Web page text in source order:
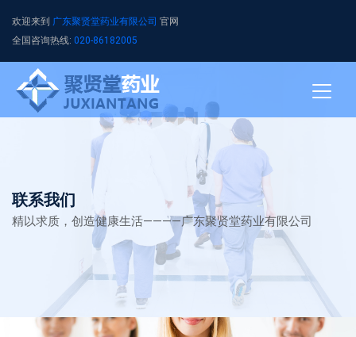
欢迎来到 广东聚贤堂药业有限公司 官网
全国咨询热线: 020-86182005
联系我们
精以求质，创造健康生活————广东聚贤堂药业有限公司